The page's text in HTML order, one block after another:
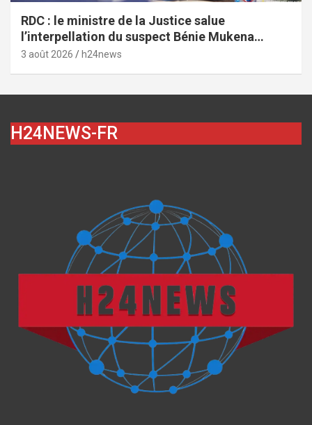
RDC : le ministre de la Justice salue
l’interpellation du suspect Bénie Mukena
depuis Brazzaville dans l’affaire de
3 août 2026 h24news
H24NEWS-FR